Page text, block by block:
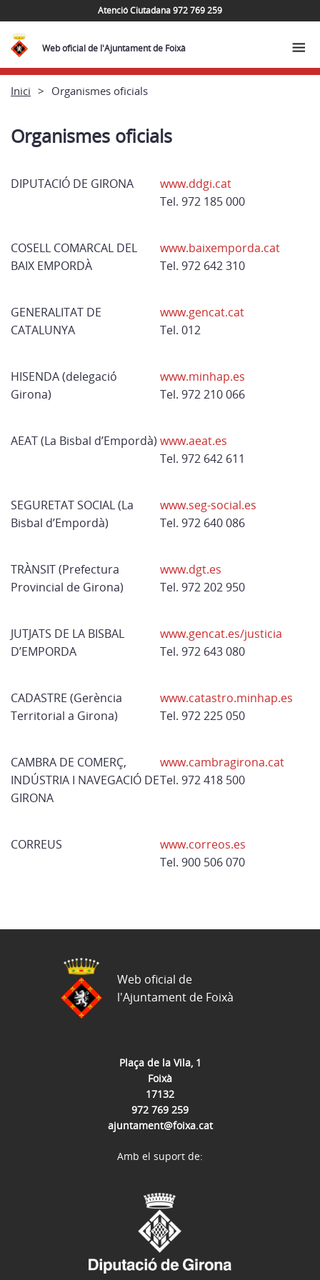
Atenció Ciutadana 972 769 259
Web oficial de l'Ajuntament de Foixà
Inici Organismes oficials
Organismes oficials
DIPUTACIÓ DE GIRONA
www.ddgi.cat
Tel. 972 185 000
COSELL COMARCAL DEL
BAIX EMPORDÀ
www.baixemporda.cat
Tel. 972 642 310
GENERALITAT DE
CATALUNYA
www.gencat.cat
Tel. 012
HISENDA (delegació
Girona)
www.minhap.es
Tel. 972 210 066
AEAT (La Bisbal d’Empordà) www.aeat.es
Tel. 972 642 611
SEGURETAT SOCIAL (La
Bisbal d’Empordà)
www.seg-social.es
Tel. 972 640 086
TRÀNSIT (Prefectura
Provincial de Girona)
www.dgt.es
Tel. 972 202 950
JUTJATS DE LA BISBAL
D’EMPORDA
www.gencat.es/justicia
Tel. 972 643 080
CADASTRE (Gerència
Territorial a Girona)
www.catastro.minhap.es
Tel. 972 225 050
CAMBRA DE COMERÇ,
INDÚSTRIA I NAVEGACIÓ DE
GIRONA
www.cambragirona.cat
Tel. 972 418 500
CORREUS
www.correos.es
Tel. 900 506 070
Plaça de la Vila, 1
Foixà
17132
972 769 259
ajuntament@foixa.cat
Web oficial de
l'Ajuntament de Foixà
Amb el suport de: